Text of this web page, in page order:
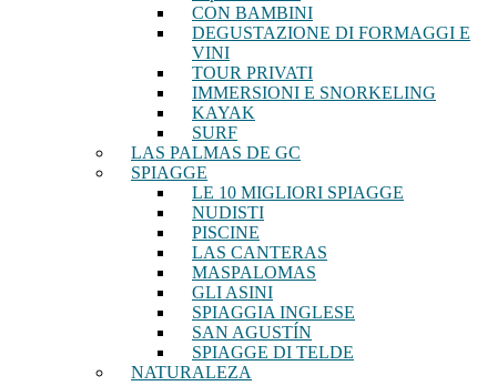
CON BAMBINI
DEGUSTAZIONE DI FORMAGGI E
VINI
TOUR PRIVATI
IMMERSIONI E SNORKELING
KAYAK
SURF
LAS PALMAS DE GC
SPIAGGE
LE 10 MIGLIORI SPIAGGE
NUDISTI
PISCINE
LAS CANTERAS
MASPALOMAS
GLI ASINI
SPIAGGIA INGLESE
SAN AGUSTÍN
SPIAGGE DI TELDE
NATURALEZA